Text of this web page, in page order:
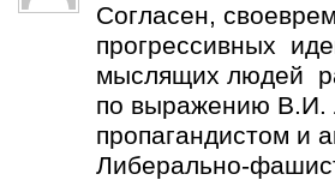
Согласен,
прогрессивных
мыслящих людей
по выражению В.И.
пропагандистом и
Либерально-